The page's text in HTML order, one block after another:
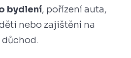
bydlení, pořízení auta,
nebo zajištění na
důchod.